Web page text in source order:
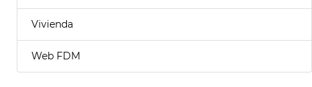
Vivienda
Web FDM